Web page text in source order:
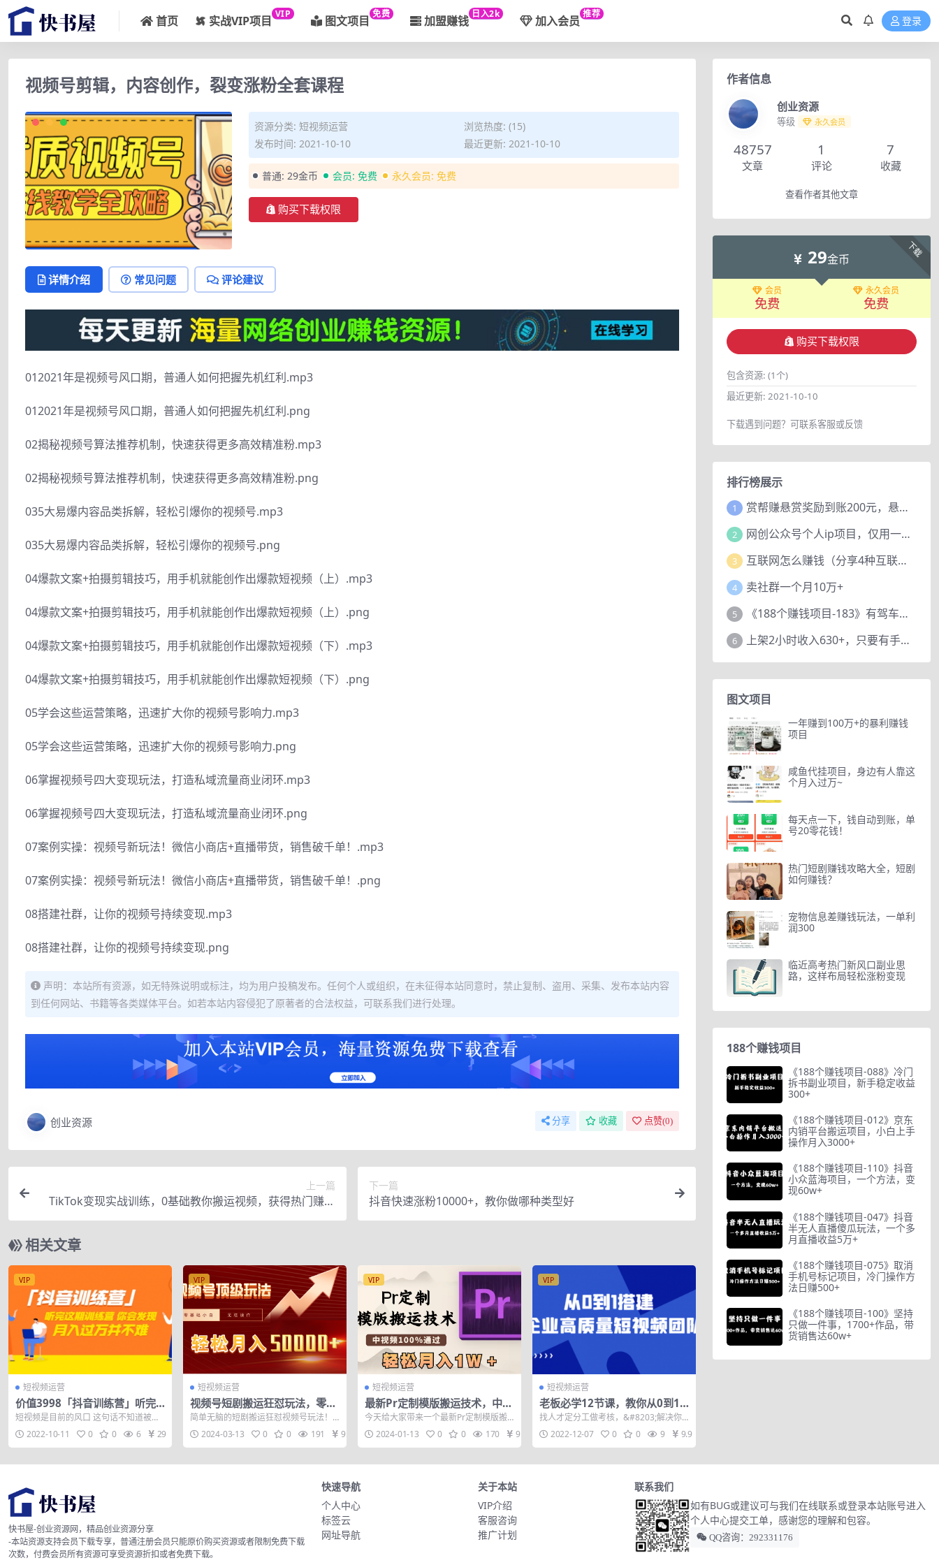
首页 实战VIP项目 VIP 图文项目 免费 加盟赚钱 日入2k 加入会员 推荐
登录
视频号剪辑，内容创作，裂变涨粉全套课程
资源分类: 短视频运营
浏览热度: (15)
发布时间: 2021-10-10
最近更新: 2021-10-10
普通: 29金币 会员: 免费 永久会员: 免费
购买下载权限
详情介绍 常见问题 评论建议
012021年是视频号风口期，普通人如何把握先机红利.mp3
012021年是视频号风口期，普通人如何把握先机红利.png
02揭秘视频号算法推荐机制，快速获得更多高效精准粉.mp3
02揭秘视频号算法推荐机制，快速获得更多高效精准粉.png
035大易爆内容品类拆解，轻松引爆你的视频号.mp3
035大易爆内容品类拆解，轻松引爆你的视频号.png
04爆款文案+拍摄剪辑技巧，用手机就能创作出爆款短视频（上）.mp3
04爆款文案+拍摄剪辑技巧，用手机就能创作出爆款短视频（上）.png
04爆款文案+拍摄剪辑技巧，用手机就能创作出爆款短视频（下）.mp3
04爆款文案+拍摄剪辑技巧，用手机就能创作出爆款短视频（下）.png
05学会这些运营策略，迅速扩大你的视频号影响力.mp3
05学会这些运营策略，迅速扩大你的视频号影响力.png
06掌握视频号四大变现玩法，打造私域流量商业闭环.mp3
06掌握视频号四大变现玩法，打造私域流量商业闭环.png
07案例实操：视频号新玩法！微信小商店+直播带货，销售破千单！.mp3
07案例实操：视频号新玩法！微信小商店+直播带货，销售破千单！.png
08搭建社群，让你的视频号持续变现.mp3
08搭建社群，让你的视频号持续变现.png
声明：本站所有资源，如无特殊说明或标注，均为用户投稿发布。任何个人或组织，在未征得本站同意时，禁止复制、盗用、采集、发布本站内容
到任何网站、书籍等各类媒体平台。如若本站内容侵犯了原著者的合法权益，可联系我们进行处理。
创业资源 分享 收藏 点赞(0)
上一篇
TikTok变现实战训练，0基础教你搬运视频，获得热门赚美
金
下一篇
抖音快速涨粉10000+，教你做哪种类型好
相关文章
VIP
短视频运营
价值3998「抖音训练营」听完
这期训练营，你会发现月入过万
并不难（22节课）
短视频是目前的风口 这句话不知道被多
少新媒体人挂在嘴边念叨几百次了 但我
们仍然经...
2022-10-11 0 0 6 29
VIP
短视频运营
视频号短剧搬运狂怼玩法，零基
础小白月入50000+
简单无脑的短剧搬运狂怼视频号玩法！
新出的视频号玩短剧野路子打法，搬运
+连爆打法，...
2024-03-13 0 0 191 9.9
VIP
短视频运营
最新Pr定制模版搬运技术，中视
频100%通过，几分钟一条视
频，轻松月入1W＋
今天给大家带来一个最新Pr定制模版搬
运的技术，只需通过定制的去重模版一
键替换素材...
2024-01-13 0 0 170 9.9
VIP
短视频运营
老板必学12节课，教你从0到1
搭建企业高质量短视频团队，解
决你的搭建难题
找人才定分工做考核，&#8203;解决你
的搭建难题 课程目录： 1_1....
2022-12-07 0 0 9 9.9
作者信息
创业资源
等级 永久会员
48757
文章
1
评论
7
收藏
查看作者其他文章
下载
29金币
会员
免费
永久会员
免费
购买下载权限
包含资源: (1个)
最近更新: 2021-10-10
下载遇到问题？可联系客服或反馈
排行榜展示
1 赏帮赚悬赏奖励到账200元，悬赏任务多劳多得，人人可做。
2 网创公众号个人ip项目，仅用一篇文章做到全网引流！
3 互联网怎么赚钱（分享4种互联网赚钱模式）
4 卖社群一个月10万+
5 《188个赚钱项目-183》有驾车评项目，动动小手，复制粘贴赚44元！
6 上架2小时收入630+，只要有手就能做的AI搞钱项目，奶奶看完都能学会!
图文项目
一年赚到100万+的暴利赚钱
项目
咸鱼代挂项目，身边有人靠这
个月入过万~
每天点一下，钱自动到账，单
号20零花钱！
热门短剧赚钱攻略大全，短剧
如何赚钱？
宠物信息差赚钱玩法，一单利
润300
临近高考热门新风口副业思
路，这样布局轻松涨粉变现
188个赚钱项目
《188个赚钱项目-088》冷门
拆书副业项目，新手稳定收益
300+
《188个赚钱项目-012》京东
内销平台搬运项目，小白上手
操作月入3000+
《188个赚钱项目-110》抖音
小众蓝海项目，一个方法，变
现60w+
《188个赚钱项目-047》抖音
半无人直播傻瓜玩法，一个多
月直播收益5万+
《188个赚钱项目-075》取消
手机号标记项目，冷门操作方
法日赚500+
《188个赚钱项目-100》坚持
只做一件事，1700+作品，带
货销售达60w+
快书屋-创业资源网，精品创业资源分享
-本站资源支持会员下载专享，普通注册会员只能原价购买资源或者限制免费下载
次数，付费会员所有资源可享受资源折扣或者免费下载。
快速导航
个人中心
标签云
网址导航
关于本站
VIP介绍
客服咨询
推广计划
联系我们
如有BUG或建议可与我们在线联系或登录本站账号进入
个人中心提交工单，感谢您的理解和包容。
QQ咨询：292331176